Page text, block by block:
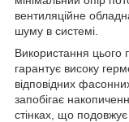
вентиляційне
шуму в системі.
Використання цього
гарантує високу
відповідних
запобігає
стінках, що